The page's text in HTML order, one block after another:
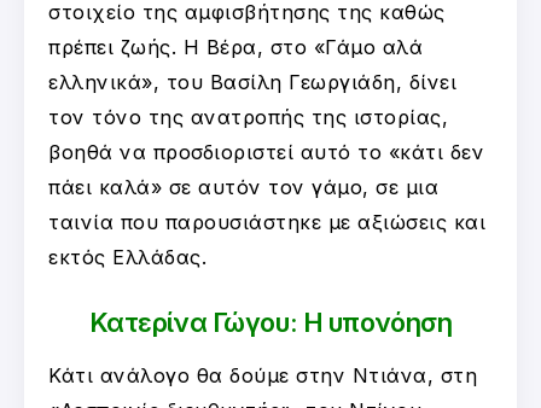
στοιχείο της αμφισβήτησης της καθώς
πρέπει ζωής. Η Βέρα, στο «Γάμο αλά
ελληνικά», του Βασίλη Γεωργιάδη, δίνει
τον τόνο της ανατροπής της ιστορίας,
βοηθά να προσδιοριστεί αυτό το «κάτι δεν
πάει καλά» σε αυτόν τον γάμο, σε μια
ταινία που παρουσιάστηκε με αξιώσεις και
εκτός Ελλάδας.
Κατερίνα Γώγου: Η υπονόηση
Κάτι ανάλογο θα δούμε στην Ντιάνα, στη